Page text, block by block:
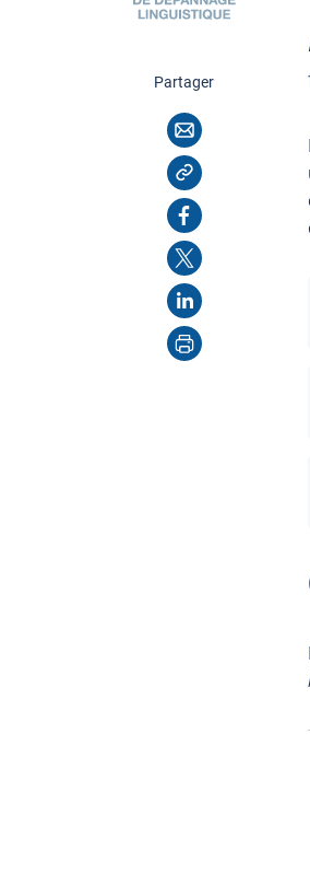
Partagercette page
Courriel
Copier l'adresse
Facebook
X
LinkedIn
Imprimer